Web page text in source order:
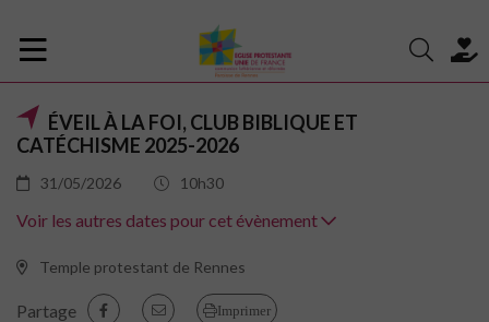
ÉVEIL À LA FOI, CLUB BIBLIQUE ET
CATÉCHISME 2025-2026
31/05/2026 10h30
Voir les autres dates pour cet évènement
Temple protestant de Rennes
Partage Imprimer